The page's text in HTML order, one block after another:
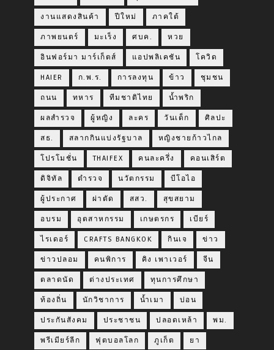
งานแสดงสินค้า ปีใหม่ ภาคใต้
ภาพยนตร์ มะเร็ง ศบค. หวย
อินฟอร์มา มาร์เก็ตส์ แอปพลิเคชัน โควิด
HAIER ก.พ.ร. การลงทุน ข้าว ชุมชน
ถนน ทหาร ทีมชาติไทย น้ำพริก
ผลสำรวจ ผู้หญิง ละคร วันเด็ก ศิลปะ
สธ. สลากกินแบ่งรัฐบาล หญิงชายก้าวไกล
โปรโมชั่น THAIFEX คนละครึ่ง คอนเสิร์ต
ดิจิทัล ตำรวจ นวัตกรรม บีโอไอ
ผู้ประกาศ ผ่าตัด สสว. สุขสยาม
อบรม อุตสาหกรรม เกษตรกร เบียร์
ไรเดอร์ CRAFTS BANGKOK กินเจ ข่าว
ข่าวปลอม คนพิการ คิง เพาเวอร์ จีน
ตลาดนัด ต่างประเทศ ทุนการศึกษา
ท้องถิ่น นักวิชาการ น้ำเมา บ่อน
ประกันสังคม ประชาชน ปลอดเหล้า พม.
พรีเมียร์ลีก ฟุตบอลโลก ภูเก็ต ยา